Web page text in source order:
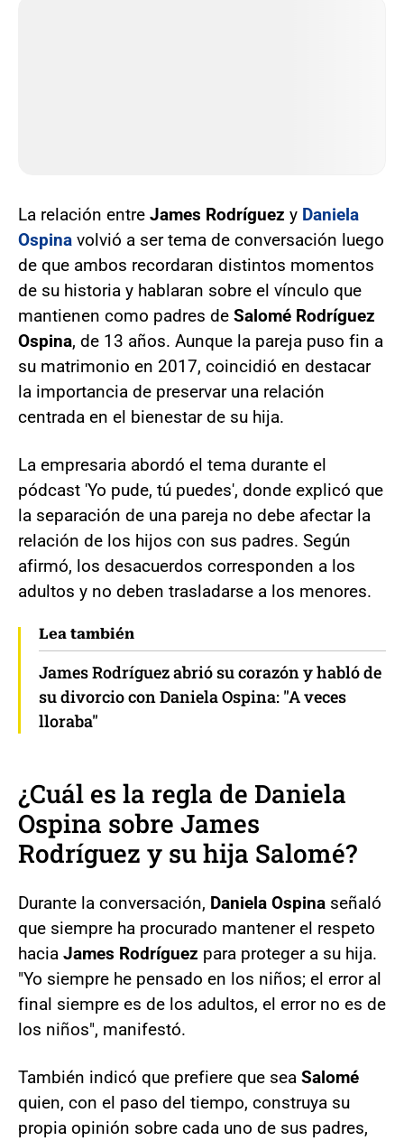
La relación entre James Rodríguez y Daniela
Ospina volvió a ser tema de conversación luego
de que ambos recordaran distintos momentos
de su historia y hablaran sobre el vínculo que
mantienen como padres de Salomé Rodríguez
Ospina, de 13 años. Aunque la pareja puso fin a
su matrimonio en 2017, coincidió en destacar
la importancia de preservar una relación
centrada en el bienestar de su hija.
La empresaria abordó el tema durante el
pódcast 'Yo pude, tú puedes', donde explicó que
la separación de una pareja no debe afectar la
relación de los hijos con sus padres. Según
afirmó, los desacuerdos corresponden a los
adultos y no deben trasladarse a los menores.
Lea también
James Rodríguez abrió su corazón y habló de
su divorcio con Daniela Ospina: "A veces
lloraba"
¿Cuál es la regla de Daniela
Ospina sobre James
Rodríguez y su hija Salomé?
Durante la conversación, Daniela Ospina señaló
que siempre ha procurado mantener el respeto
hacia James Rodríguez para proteger a su hija.
"Yo siempre he pensado en los niños; el error al
final siempre es de los adultos, el error no es de
los niños", manifestó.
También indicó que prefiere que sea Salomé
quien, con el paso del tiempo, construya su
propia opinión sobre cada uno de sus padres,